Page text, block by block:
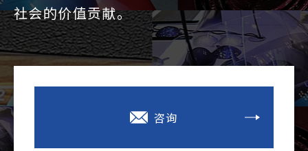
社会的价值贡献。
咨询